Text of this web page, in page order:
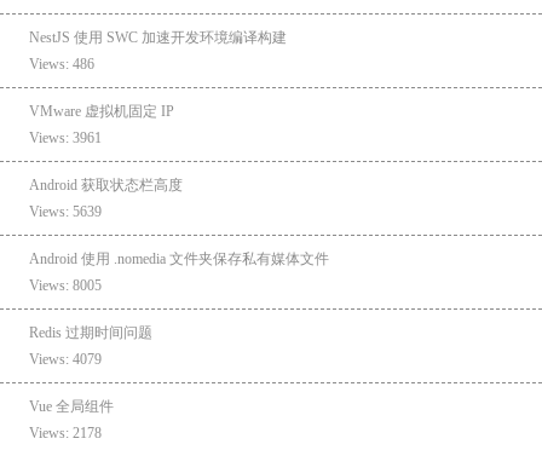
NestJS 使用 SWC 加速开发环境编译构建
Views: 486
VMware 虚拟机固定 IP
Views: 3961
Android 获取状态栏高度
Views: 5639
Android 使用 .nomedia 文件夹保存私有媒体文件
Views: 8005
Redis 过期时间问题
Views: 4079
Vue 全局组件
Views: 2178